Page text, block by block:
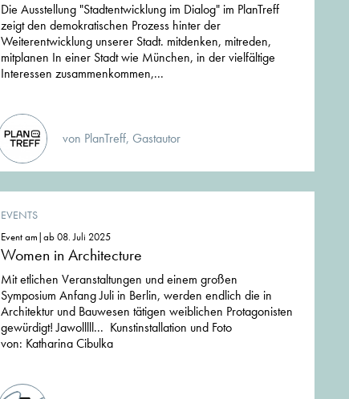
Die Ausstellung "Stadtentwicklung im Dialog" im PlanTreff
zeigt den demokratischen Prozess hinter der
Weiterentwicklung unserer Stadt. mitdenken, mitreden,
mitplanen In einer Stadt wie München, in der vielfältige
Interessen zusammenkommen,...
von PlanTreff, Gastautor
EVENTS
Event am|ab 08. Juli 2025
Women in Architecture
Mit etlichen Veranstaltungen und einem großen
Symposium Anfang Juli in Berlin, werden endlich die in
Architektur und Bauwesen tätigen weiblichen Protagonisten
gewürdigt! Jawolllll... Kunstinstallation und Foto
von: Katharina Cibulka